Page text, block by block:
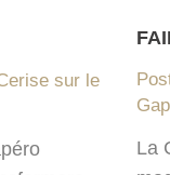
sur le
La